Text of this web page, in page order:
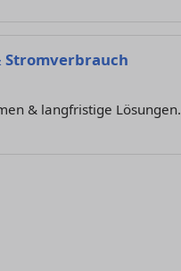
Stromverbrauch
& langfristige Lösungen.